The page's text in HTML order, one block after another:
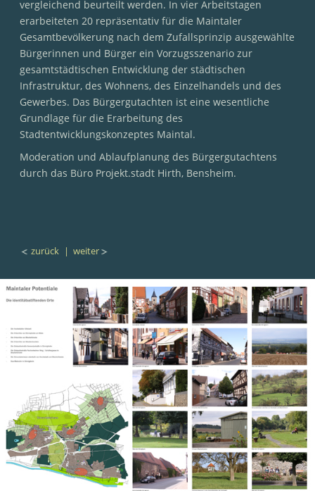
vergleichend beurteilt werden. In vier Arbeitstagen
erarbeiteten 20 repräsentativ für die Maintaler
Gesamtbevölkerung nach dem Zufallsprinzip ausgewählte
Bürgerinnen und Bürger ein Vorzugsszenario zur
gesamtstädtischen Entwicklung der städtischen
Infrastruktur, des Wohnens, des Einzelhandels und des
Gewerbes. Das Bürgergutachten ist eine wesentliche
Grundlage für die Erarbeitung des
Stadtentwicklungskonzeptes Maintal.
Moderation und Ablaufplanung des Bürgergutachtens
durch das Büro Projekt.stadt Hirth, Bensheim.
zurück | weiter